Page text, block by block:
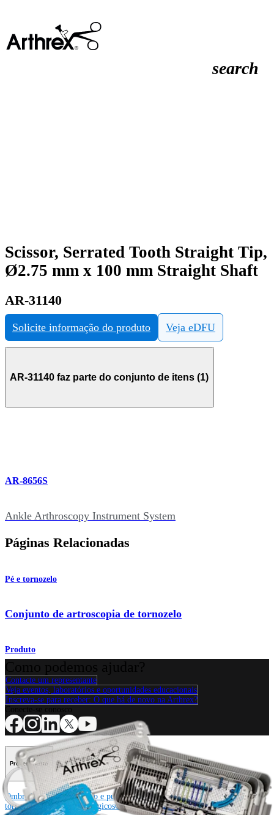
search
Scissor, Serrated Tooth Straight Tip,
Ø2.75 mm x 100 mm Straight Shaft
AR-31140
Solicite informação do produto Veja eDFU
AR-31140 faz parte do conjunto de itens (1)
AR-8656S
Ankle Arthroscopy Instrument System
Páginas Relacionadas
Pé e tornozelo
Conjunto de artroscopia de tornozelo
Produto
Contacte um representante
Veja eventos, laboratórios e oportunidades educacionais
Inscreva-se para receber: O que há de novo na Arthrex?
Procedimento
OmbroJoelhoCotoveloMão e punhoPé e
tornozeloQuadrilOrtobiológicosCirurgia cardiotorácicaColuna vertebral